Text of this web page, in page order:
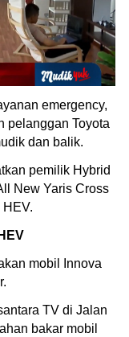
emergency,
pelanggan Toyota
dan balik.
pemilik Hybrid
New Yaris Cross
mobil Innova
TV di Jalan
bakar mobil